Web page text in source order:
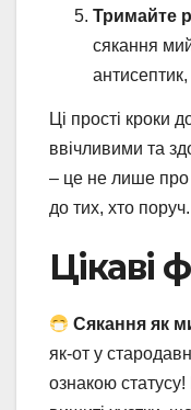
Тримайте
сякання
Ці прості кроки
ввічливими та
– це не лише
до тих, хто поруч.
Цікаві
Сякання як
як-от у
ознакою